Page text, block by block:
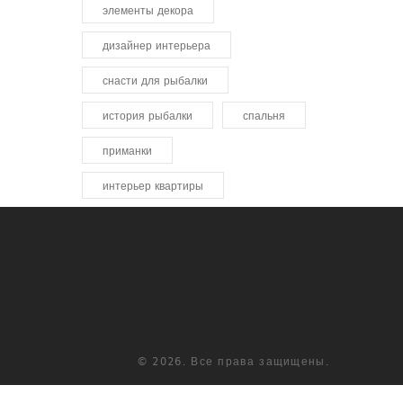
элементы декора
дизайнер интерьера
снасти для рыбалки
история рыбалки спальня
приманки
интерьер квартиры
© 2026. Все права защищены.